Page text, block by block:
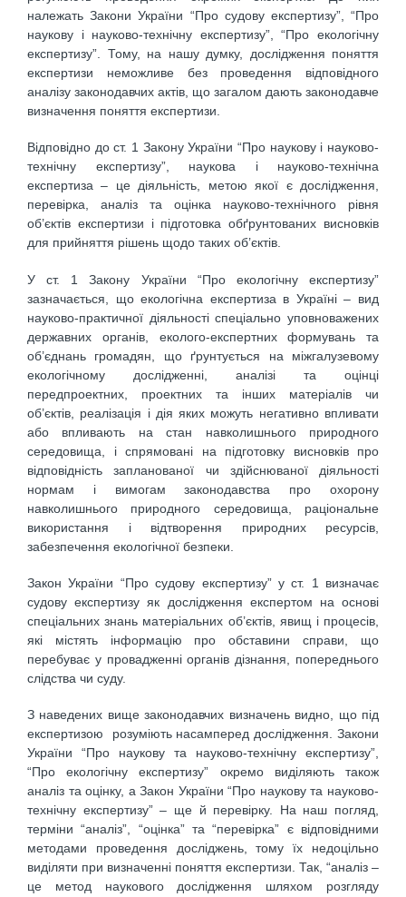
належать Закони України “Про судову експертизу”, “Про
наукову і науково-технічну експертизу”, “Про екологічну
експертизу”. Тому, на нашу думку, дослідження поняття
експертизи неможливе без проведення відповідного
аналізу законодавчих актів, що загалом дають законодавче
визначення поняття експертизи.
Відповідно до ст. 1 Закону України “Про наукову і науково-
технічну експертизу”, наукова і науково-технічна
експертиза – це діяльність, метою якої є дослідження,
перевірка, аналіз та оцінка науково-технічного рівня
об’єктів експертизи і підготовка обґрунтованих висновків
для прийняття рішень щодо таких об’єктів.
У ст. 1 Закону України “Про екологічну експертизу”
зазначається, що екологічна експертиза в Україні – вид
науково-практичної діяльності спеціально уповноважених
державних органів, еколого-експертних формувань та
об’єднань громадян, що ґрунтується на міжгалузевому
екологічному дослідженні, аналізі та оцінці
передпроектних, проектних та інших матеріалів чи
об’єктів, реалізація і дія яких можуть негативно впливати
або впливають на стан навколишнього природного
середовища, і спрямовані на підготовку висновків про
відповідність запланованої чи здійснюваної діяльності
нормам і вимогам законодавства про охорону
навколишнього природного середовища, раціональне
використання і відтворення природних ресурсів,
забезпечення екологічної безпеки.
Закон України “Про судову експертизу” у ст. 1 визначає
судову експертизу як дослідження експертом на основі
спеціальних знань матеріальних об’єктів, явищ і процесів,
які містять інформацію про обставини справи, що
перебуває у провадженні органів дізнання, попереднього
слідства чи суду.
З наведених вище законодавчих визначень видно, що під
експертизою розуміють насамперед дослідження. Закони
України “Про наукову та науково-технічну експертизу”,
“Про екологічну експертизу” окремо виділяють також
аналіз та оцінку, а Закон України “Про наукову та науково-
технічну експертизу” – ще й перевірку. На наш погляд,
терміни “аналіз”, “оцінка” та “перевірка” є відповідними
методами проведення досліджень, тому їх недоцільно
виділяти при визначенні поняття експертизи. Так, “аналіз –
це метод наукового дослідження шляхом розгляду